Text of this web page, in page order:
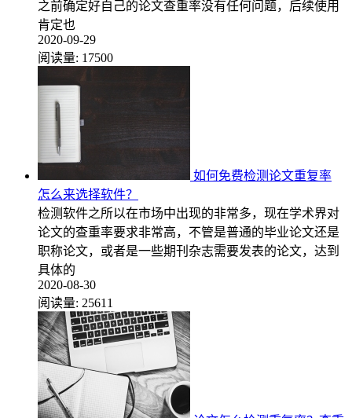
之前确定好自己的论文查重率没有任何问题，后续使用
肯定也
2020-09-29
阅读量: 17500
如何免费检测论文重复率
怎么来选择软件？
检测软件之所以在市场中出现的非常多，现在学术界对
论文的查重率要求非常高，不管是普通的毕业论文还是
职称论文，或者是一些期刊杂志需要发表的论文，达到
具体的
2020-08-30
阅读量: 25611